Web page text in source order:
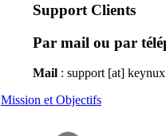
Support Clients
Par mail ou par
Mail : support [at]
Mission et Objectifs